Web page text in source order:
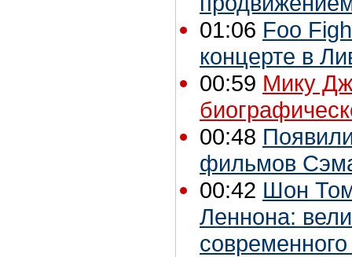
01:06 Foo
концерте в
00:59 Мику
00:48
фильмов
00:42 Шон
Леннона: